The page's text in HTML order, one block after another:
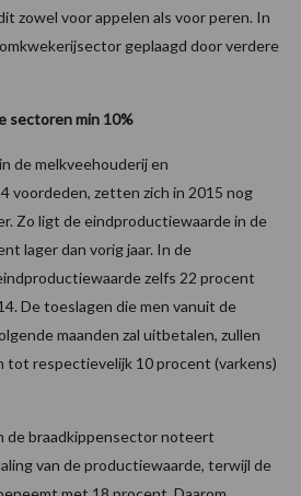
zowel voor appelen als voor peren. In
geplaagd door verdere
sectoren min 10%
de melkveehouderij en
voordeden, zetten zich in 2015 nog
Zo ligt de eindproductiewaarde in de
lager dan vorig jaar. In de
zelfs 22 procent
De toeslagen die men vanuit de
maanden zal uitbetalen, zullen
tot respectievelijk 10 procent (varkens)
de braadkippensector noteert
van de productiewaarde, terwijl de